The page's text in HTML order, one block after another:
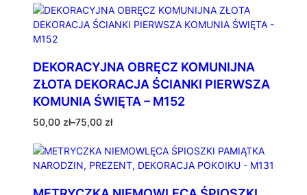
2
8
8
DEKORACYJNA OBRĘCZ KOMUNIJNA
ZŁOTA DEKORACJA ŚCIANKI PIERWSZA
KOMUNIA ŚWIĘTA – M152
50,00 zł–75,00 zł
Zakres
od
50,00 zł
75,00 zł